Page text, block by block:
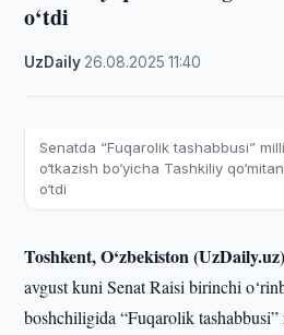
o‘tdi
UzDaily 26.08.2025 ·11:40
Senatda “Fuqarolik tashabbusi”
o‘tkazish bo‘yicha Tashkiliy
o‘tdi
Toshkent, O‘zbekiston
avgust kuni Senat Raisi birinchi
boshchiligida “Fuqarolik